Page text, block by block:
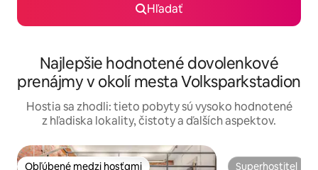
Hľadať
Najlepšie hodnotené dovolenkové
prenájmy v okolí mesta Volksparkstadion
Hostia sa zhodli: tieto pobyty sú vysoko hodnotené
z hľadiska lokality, čistoty a ďalších aspektov.
Obľúbené medzi hosťami Superhostiteľ